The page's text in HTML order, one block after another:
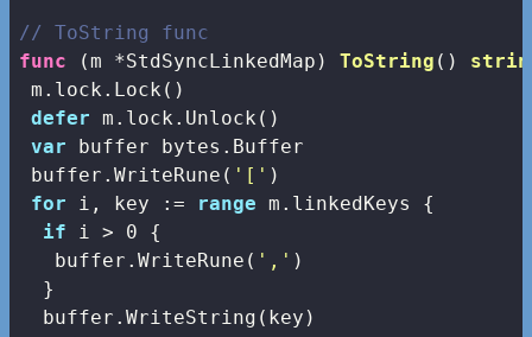
// ToString func
func
(m *StdSyncLinkedMap) ToString ()
m.lock.Lock()
defer m.lock.Unlock()
var buffer bytes.Buffer
buffer.WriteRune( '[' )
for i, key := range m.linkedKeys {
if i > 0 {
   buffer.WriteRune(
',' )
  }
  buffer.WriteString(key)